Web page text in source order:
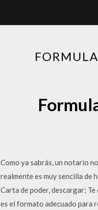
Como ya sabrás, un notario
realmente es muy sencilla de
Carta de poder, descargar;
es el formato adecuado para